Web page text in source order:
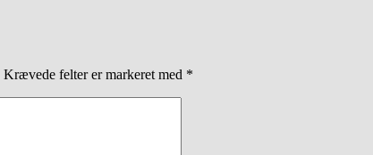
Krævede felter er markeret med *